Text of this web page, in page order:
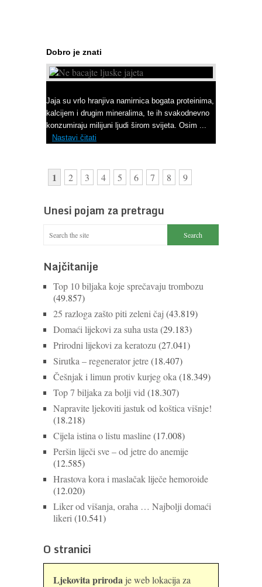
Dobro je znati
Jaja su vrlo hranjiva namirnica bogata proteinima,
kalcijem i drugim mineralima, te ih svakodnevno
konzumiraju milijuni ljudi širom svijeta. Osim ...
Nastavi čitati
1 2 3 4 5 6 7 8 9
Unesi pojam za pretragu
Najčitanije
Top 10 biljaka koje sprečavaju trombozu
(49.857)
25 razloga zašto piti zeleni čaj (43.819)
Domaći lijekovi za suha usta (29.183)
Prirodni lijekovi za keratozu (27.041)
Sirutka – regenerator jetre(18.407)
Češnjak i limun protiv kurjeg oka (18.349)
Top 7 biljaka za bolji vid (18.307)
Napravite ljekoviti jastuk od koštica višnje!
(18.218)
Cijela istina o listu masline(17.008)
Peršin liječi sve – od jetre do anemije
(12.585)
Hrastova kora i maslačak liječe hemoroide
(12.020)
Liker od višanja, oraha … Najbolji domaći
likeri (10.541)
O stranici
Ljekovita priroda je web lokacija za